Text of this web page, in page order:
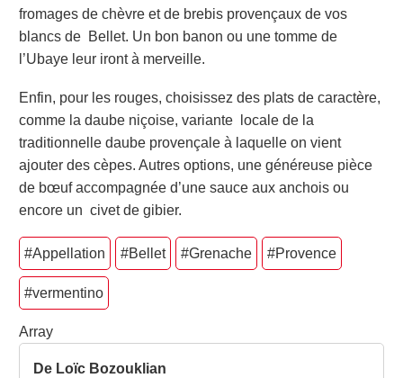
fromages de chèvre et de brebis provençaux de vos
blancs de Bellet. Un bon banon ou une tomme de
l’Ubaye leur iront à merveille.
Enfin, pour les rouges, choisissez des plats de caractère,
comme la daube niçoise, variante locale de la
traditionnelle daube provençale à laquelle on vient
ajouter des cèpes. Autres options, une généreuse pièce
de bœuf accompagnée d’une sauce aux anchois ou
encore un civet de gibier.
#Appellation #Bellet #Grenache #Provence
#vermentino
Array
De Loïc Bozouklian